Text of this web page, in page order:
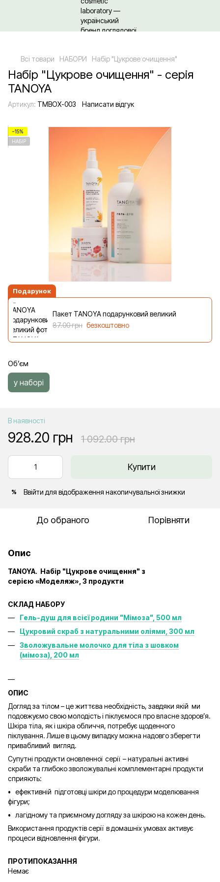
Всі товари НАБОРИ Набір "Цукрове очищення"
Набір "Цукрове очищення" - серія
TANOYA
Артикул: TMBOX-003 Написати відгук
−15%
НАБІР
Подарунок
Пакет TANOYA подарунковий великий
87.00 грн безкоштовно
Об’єм
у наборі
В наявності
928.20 грн 1 092.00 грн
Купити
% Ввійти для відображення накопичувальної знижки
До обраного Порівняти
Опис
TANOYA. Набір "Цукрове очищення" з
серією «Моделяж», 3 продукти
СКЛАД НАБОРУ
Гель-душ для всієї родини "Мімоза", 500 мл
Цукровий скраб з натуральними оліями, 300 мл
Зволожувальне молочко для тіла з шовком
(мімоза), 200 мл
ОПИС
Догляд за тілом – це життєва необхідність, завдяки якій ми
подовжуємо свою молодість і піклуємося про власне здоров’я.
Шкіра тіла, як і шкіра обличчя, потребує щоденного
піклування. Лише в цьому випадку можна надовго зберегти
привабливий вигляд.
Супутні продукти оновленної серії – натуральні активні
скраби та глибоко зволожувальні комплементарні продукти
сприяють:
• ефективній підготовці шкіри до процедури моделювання
фігури;
• лагідному та приємному догляду за шкірою на кожен день.
Використання продуктів серії в домашніх умовах активує
процеси відновлення фігури.
ПРОТИПОКАЗАННЯ
Немає